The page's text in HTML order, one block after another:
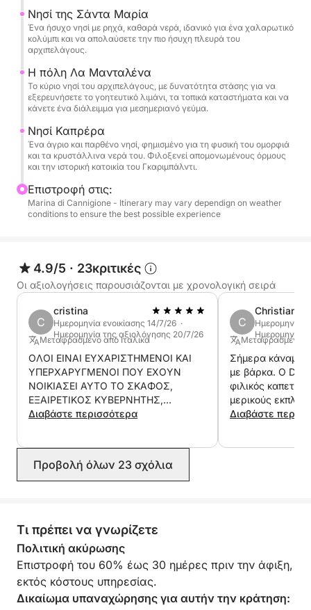
περιοχής
Κατόπιν αιτήματος, μπορούμε επίσης να
οργανώσουμε γεύμα σε αποκλειστικά
παραθαλάσσια εστιατόρια ή να συμπεριλάβουμε
παιχνίδια στο νερό.
Ιδανικό για ζευγάρια, οικογένειες ή μικρές ομάδες
που αναζητούν μια αυθεντική, υψηλής ποιότητας
εμπειρία στη Σαρδηνία.
Μην διστάσετε να επικοινωνήσετε μαζί μου για
εξατομικευμένες συμβουλές ή προτάσεις.
Νησί της Σάντα Μαρία
Ένα ήσυχο νησί με ρηχά, καθαρά νερά, ιδανικό για ένα χαλαρωτικό
κολύμπι και να απολαύσετε την πιο ήσυχη πλευρά του
αρχιπελάγους.
Η πόλη Λα Μανταλένα
Το κύριο νησί του αρχιπελάγους, με δυνατότητα στάσης για να
εξερευνήσετε το γοητευτικό λιμάνι, τα τοπικά καταστήματα και να
κάνετε ένα διάλειμμα για μεσημεριανό γεύμα.
Νησί Καπρέρα
Ένα άγριο και παρθένο νησί, φημισμένο για τη φυσική του ομορφιά
και τα κρυστάλλινα νερά του. Φιλοξενεί απομονωμένους όρμους
και την ιστορική κατοικία του Γκαριμπάλντι.
Επιστροφή στις:
Marina di Cannigione - Itinerary may vary dependign on weather
conditions to ensure the best possible experience
4.9/5 · 23κριτικές
Οι αξιολογήσεις παρουσιάζονται με χρονολογική σειρά
C
cristina
Ημερομηνία ενοικίασης 14/7/26 ·
Ημερομηνία της αξιολόγησης 20/7/26
Μεταφρασμένο από Ιταλικά
ΟΛΟΙ ΕΙΝΑΙ ΕΥΧΑΡΙΣΤΗΜΕΝΟΙ ΚΑΙ
ΥΠΕΡΧΑΡΥΓΜΕΝΟΙ ΠΟΥ ΕΧΟΥΝ
ΝΟΙΚΙΑΣΕΙ ΑΥΤΟ ΤΟ ΣΚΑΦΟΣ,
ΕΞΑΙΡΕΤΙΚΟΣ ΚΥΒΕΡΝΗΤΗΣ,
ΥΠΕΡΟΧΟ ΔΡΟΜΟΛΟΓΙΟ
Διαβάστε περισσότερα
C
Christian
Ημερομηνία
Ημερομηνία
Μεταφρασμένο
Σήμερα κάναμε
με βάρκα. Ο
φιλικός
μερικούς
Σίγουρα θα
Διαβάστε
Προβολή όλων 23 σχόλια
Τι πρέπει να γνωρίζετε
Πολιτική ακύρωσης
Επιστροφή του 60% έως 30 ημέρες πριν την άφιξη,
εκτός κόστους υπηρεσίας.
Δικαίωμα υπαναχώρησης για αυτήν την κράτηση: